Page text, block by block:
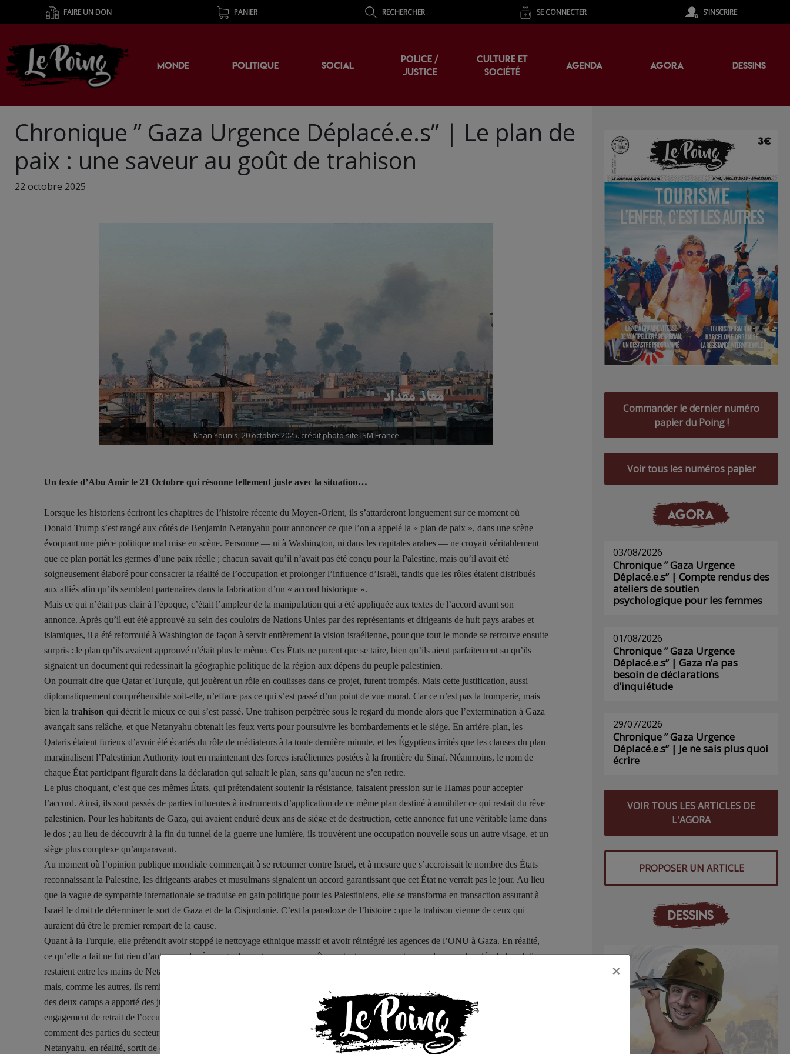
FAIRE UN DON PANIER RECHERCHER SE CONNECTER S'INSCRIRE
MONDE POLITIQUE SOCIAL
POLICE /
JUSTICE
CULTURE ET
SOCIÉTÉ
AGENDA AGORA DESSINS
Chronique ” Gaza Urgence Déplacé.e.s” | Le plan de
paix : une saveur au goût de trahison
22 octobre 2025
Khan Younis, 20 octobre 2025. crédit photo site ISM France
Un texte d’Abu Amir le 21 Octobre qui résonne tellement juste avec la situation…
Lorsque les historiens écriront les chapitres de l’histoire récente du Moyen-Orient, ils s’attarderont longuement sur ce moment où
Donald Trump s’est rangé aux côtés de Benjamin Netanyahu pour annoncer ce que l’on a appelé la « plan de paix », dans une scène
évoquant une pièce politique mal mise en scène. Personne — ni à Washington, ni dans les capitales arabes — ne croyait véritablement
que ce plan portât les germes d’une paix réelle ; chacun savait qu’il n’avait pas été conçu pour la Palestine, mais qu’il avait été
soigneusement élaboré pour consacrer la réalité de l’occupation et prolonger l’influence d’Israël, tandis que les rôles étaient distribués
aux alliés afin qu’ils semblent partenaires dans la fabrication d’un « accord historique ».
Mais ce qui n’était pas clair à l’époque, c’était l’ampleur de la manipulation qui a été appliquée aux textes de l’accord avant son
annonce. Après qu’il eut été approuvé au sein des couloirs de Nations Unies par des représentants et dirigeants de huit pays arabes et
islamiques, il a été reformulé à Washington de façon à servir entièrement la vision israélienne, pour que tout le monde se retrouve ensuite
surpris : le plan qu’ils avaient approuvé n’était plus le même. Ces États ne purent que se taire, bien qu’ils aient parfaitement su qu’ils
signaient un document qui redessinait la géographie politique de la région aux dépens du peuple palestinien.
On pourrait dire que Qatar et Turquie, qui jouèrent un rôle en coulisses dans ce projet, furent trompés. Mais cette justification, aussi
diplomatiquement compréhensible soit-elle, n’efface pas ce qui s’est passé d’un point de vue moral. Car ce n’est pas la tromperie, mais
bien la trahison qui décrit le mieux ce qui s’est passé. Une trahison perpétrée sous le regard du monde alors que l’extermination à Gaza
avançait sans relâche, et que Netanyahu obtenait les feux verts pour poursuivre les bombardements et le siège. En arrière-plan, les
Qataris étaient furieux d’avoir été écartés du rôle de médiateurs à la toute dernière minute, et les Égyptiens irrités que les clauses du plan
marginalisent l’Palestinian Authority tout en maintenant des forces israéliennes postées à la frontière du Sinaï. Néanmoins, le nom de
chaque État participant figurait dans la déclaration qui saluait le plan, sans qu’aucun ne s’en retire.
Le plus choquant, c’est que ces mêmes États, qui prétendaient soutenir la résistance, faisaient pression sur le Hamas pour accepter
l’accord. Ainsi, ils sont passés de parties influentes à instruments d’application de ce même plan destiné à annihiler ce qui restait du rêve
palestinien. Pour les habitants de Gaza, qui avaient enduré deux ans de siège et de destruction, cette annonce fut une véritable lame dans
le dos ; au lieu de découvrir à la fin du tunnel de la guerre une lumière, ils trouvèrent une occupation nouvelle sous un autre visage, et un
siège plus complexe qu’auparavant.
Au moment où l’opinion publique mondiale commençait à se retourner contre Israël, et à mesure que s’accroissait le nombre des États
reconnaissant la Palestine, les dirigeants arabes et musulmans signaient un accord garantissant que cet État ne verrait pas le jour. Au lieu
que la vague de sympathie internationale se traduise en gain politique pour les Palestiniens, elle se transforma en transaction assurant à
Israël le droit de déterminer le sort de Gaza et de la Cisjordanie. C’est la paradoxe de l’histoire : que la trahison vienne de ceux qui
auraient dû être le premier rempart de la cause.
Quant à la Turquie, elle prétendit avoir stoppé le nettoyage ethnique massif et avoir réintégré les agences de l’ONU à Gaza. En réalité,
ce qu’elle a fait ne fut rien d’autre que de réarranger les cartes pour apparaître en tant que « sauveteur », alors que les clés de la solution
restaient entre les mains de Netanyahu. Quant aux Emirats Arabes Unis, ils affirmaient avoir empêché l’annexion de la Cisjordanie,
mais, comme les autres, ils remirent eux-aussi les clés de cette affaire aux Israéliens, sous le prétexte de la « réalité politique ». Chacun
des deux camps a apporté des justifications diplomatiques, mais le résultat est le même : ni garantie d’arrêt de l’extermination, ni
engagement de retrait de l’occupation de Gaza. Car l’accord donne à Israël le droit de rester, et un plein pouvoir pour décider quand et
comment des parties du secteur seront remises à ce que l’on appelle « force internationale de stabilité ».
Netanyahu, en réalité, sortit de cette mise en scène comme le seul vainqueur. C’est lui qui fixe le volume de l’aide, la nature des
Commander le dernier numéro
papier du Poing !
Voir tous les numéros papier
AGORA
03/08/2026
Chronique ” Gaza Urgence
Déplacé.e.s” | Compte rendus des
ateliers de soutien
psychologique pour les femmes
01/08/2026
Chronique ” Gaza Urgence
Déplacé.e.s” | Gaza n’a pas
besoin de déclarations
d’inquiétude
29/07/2026
Chronique ” Gaza Urgence
Déplacé.e.s” | Je ne sais plus quoi
écrire
VOIR TOUS LES ARTICLES DE
L'AGORA
PROPOSER UN ARTICLE
DESSINS
×